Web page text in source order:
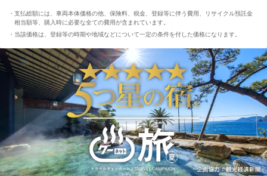
支払総額には、車両本体価格の他、保険料、税金、登録等に伴う費用、リサイクル預託金
相当額等、購入時に必要な全ての費用が含まれています。
当該価格は、登録等の時期や地域などについて一定の条件を付した価格になります。